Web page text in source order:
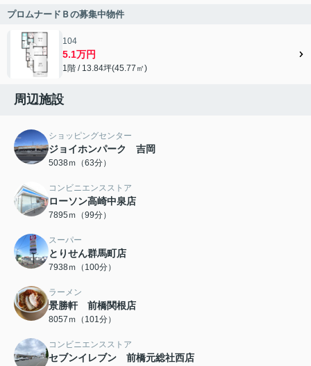
プロムナードＢの募集中物件
104
5.1万円
1階 / 13.84坪(45.77㎡)
周辺施設
ショッピングセンター
ジョイホンパーク 吉岡
5038ｍ（63分）
コンビニエンスストア
ローソン高崎中泉店
7895ｍ（99分）
スーパー
とりせん群馬町店
7938ｍ（100分）
ラーメン
景勝軒 前橋関根店
8057ｍ（101分）
コンビニエンスストア
セブンイレブン 前橋元総社西店